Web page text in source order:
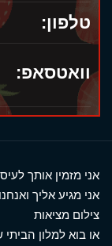
טלפון:
וואטסאפ:
אני מזמין אותך
אני מגיע אליך
צילום מציאות
או בוא למלון